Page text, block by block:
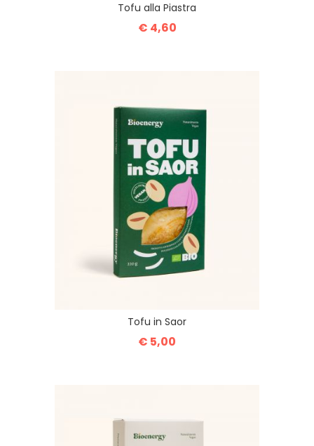
Tofu alla Piastra
€ 4,60
Tofu in Saor
€ 5,00